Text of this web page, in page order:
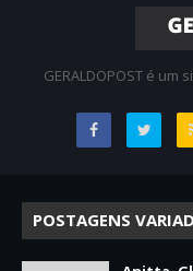
GERALDOPOST é
POSTAGENS